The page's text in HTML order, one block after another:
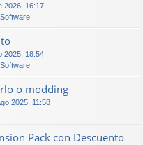
2026, 16:17
2025, 18:54
o modding
2025, 11:58
Pack con Descuento